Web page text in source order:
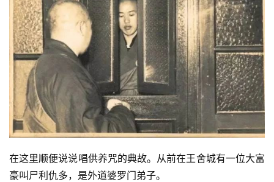
在这里顺便说说唱供养咒的典故。从前在王舍城有一位大富
豪叫尸利仇多，是外道婆罗门弟子。